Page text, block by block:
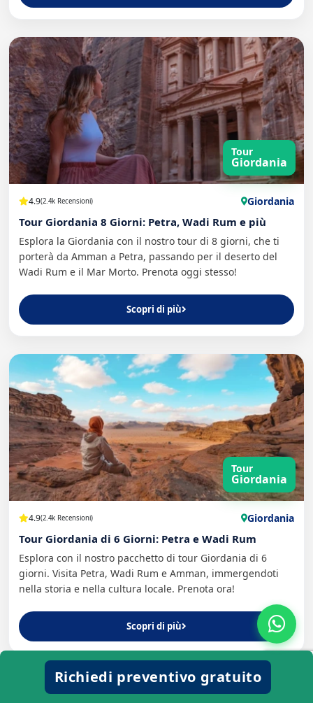
Tour
Giordania
4.9(2.4k Recensioni) Giordania
Tour Giordania 8 Giorni: Petra, Wadi Rum e più
Esplora la Giordania con il nostro tour di 8 giorni, che ti
porterà da Amman a Petra, passando per il deserto del
Wadi Rum e il Mar Morto. Prenota oggi stesso!
Scopri di più
Tour
Giordania
4.9(2.4k Recensioni) Giordania
Tour Giordania di 6 Giorni: Petra e Wadi Rum
Esplora con il nostro pacchetto di tour Giordania di 6
giorni. Visita Petra, Wadi Rum e Amman, immergendoti
nella storia e nella cultura locale. Prenota ora!
Scopri di più
Richiedi preventivo gratuito